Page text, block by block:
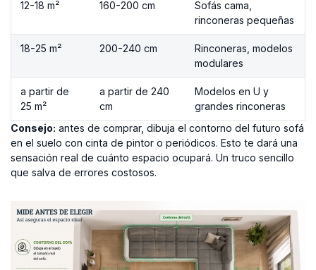
12-18 m² 160-200 cm
Sofás cama,
rinconeras pequeñas
18-25 m² 200-240 cm
Rinconeras, modelos
modulares
a partir de
25 m²
a partir de 240
cm
Modelos en U y
grandes rinconeras
Consejo: antes de comprar, dibuja el contorno del futuro sofá
en el suelo con cinta de pintor o periódicos. Esto te dará una
sensación real de cuánto espacio ocupará. Un truco sencillo
que salva de errores costosos.